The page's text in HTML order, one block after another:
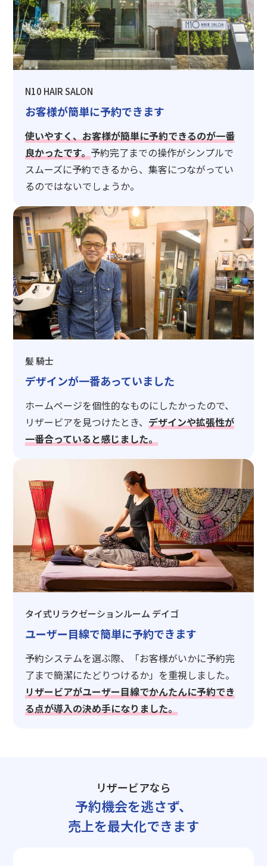
N10 HAIR SALON
お客様が簡単に予約できます
使いやすく、お客様が簡単に予約できるのが一番
良かったです。予約完了までの操作がシンプルで
スムーズに予約できるから、集客につながってい
るのではないでしょうか。
髪 騎士
デザインが一番あっていました
ホームページを個性的なものにしたかったので、
リザービアを見つけたとき、デザインや拡張性が
一番合っていると感じました。
タイ式リラクゼーションルーム デイゴ
ユーザー目線で簡単に予約できます
予約システムを選ぶ際、「お客様がいかに予約完
了まで簡潔にたどりつけるか」を重視しました。
リザービアがユーザー目線でかんたんに予約でき
る点が導入の決め手になりました。
リザービアなら
予約機会を逃さず、
売上を最大化できます